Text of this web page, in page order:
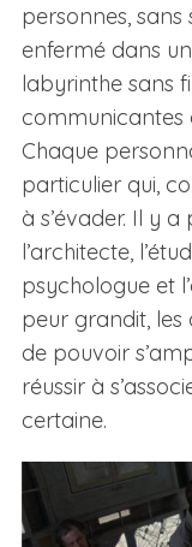
personnes,
enfermé dans
labyrinthe sans
communicantes
Chaque
particulier qui,
à s’évader. Il y
l’architecte,
psychologue et
peur grandit, les
de pouvoir
réussir à
certaine.